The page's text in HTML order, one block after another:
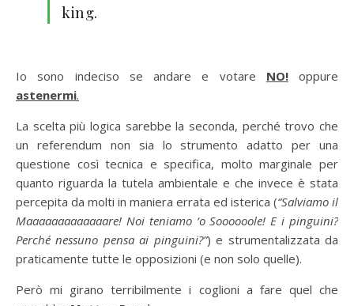
king.
Io sono indeciso se andare e votare NO!
oppure
astenermi.
La scelta più logica sarebbe la seconda, perché trovo che
un referendum non sia lo strumento adatto per una
questione così tecnica e specifica, molto marginale per
quanto riguarda la tutela ambientale e che invece è stata
percepita da molti in maniera errata ed isterica (“Salviamo il
Maaaaaaaaaaaaare! Noi teniamo ‘o Soooooole! E i pinguini?
Perché nessuno pensa ai pinguini?”) e strumentalizzata da
praticamente tutte le opposizioni (e non solo quelle).
Però mi girano terribilmente i coglioni a fare quel che